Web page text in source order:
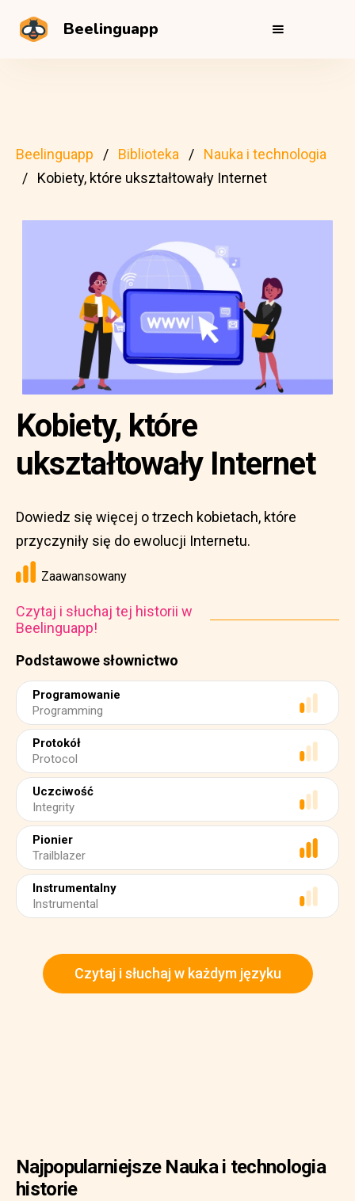
Beelinguapp
Beelinguapp Biblioteka
Nauka i technologia
Kobiety, które ukształtowały Internet
Podstawowe słownictwo
Programowanie
Programming
Protokół
Protocol
Uczciwość
Integrity
Pionier
Trailblazer
Instrumentalny
Instrumental
Kobiety, które
ukształtowały Internet
Dowiedz się więcej o trzech kobietach, które
przyczyniły się do ewolucji Internetu.
Zaawansowany
Czytaj i słuchaj tej historii w
Beelinguapp!
Czytaj i słuchaj w każdym języku
Najpopularniejsze Nauka i technologia
historie